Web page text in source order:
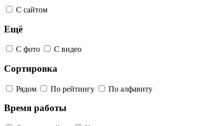
С сайтом
Ещё
С фото С видео
Сортировка
Рядом По рейтингу По алфавиту
Время работы